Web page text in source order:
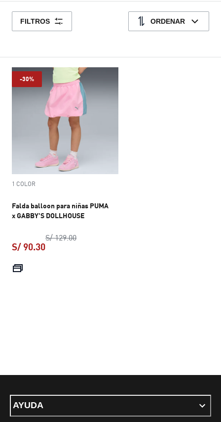
FILTROS ORDENAR
-30%
1 COLOR
Falda balloon para niñas PUMA
x GABBY'S DOLLHOUSE
S/ 129.00precio original S/ 129.00
S/ 90.30
AYUDA